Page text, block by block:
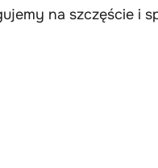
na szczęście i